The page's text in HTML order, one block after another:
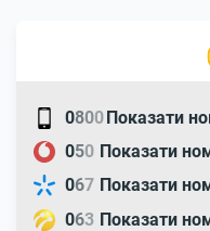
0800Показати
050 Показати
067 Показати
063 Показати